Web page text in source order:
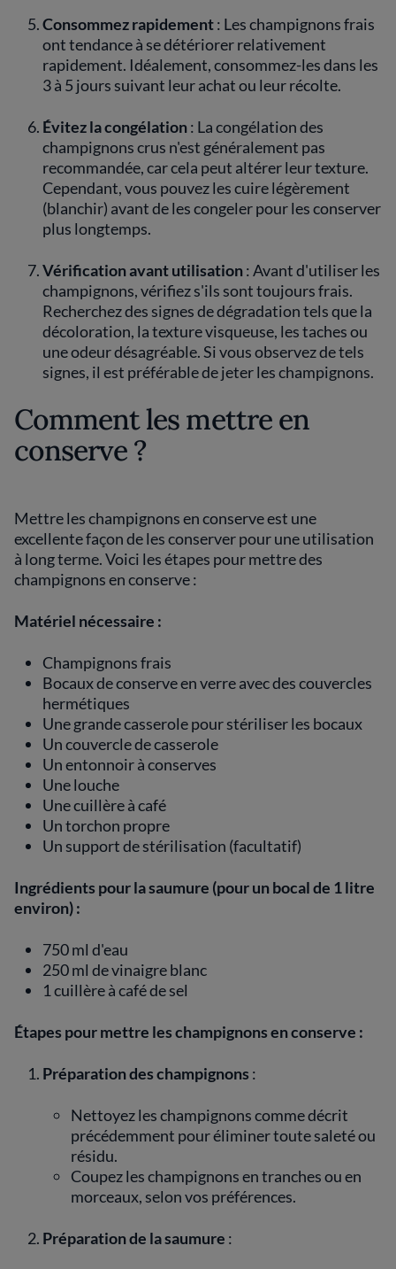
Consommez rapidement: Les champignons frais
ont tendance à se détériorer relativement
rapidement. Idéalement, consommez-les dans les
3 à 5 jours suivant leur achat ou leur récolte.
Évitez la congélation: La congélation des
champignons crus n'est généralement pas
recommandée, car cela peut altérer leur texture.
Cependant, vous pouvez les cuire légèrement
(blanchir) avant de les congeler pour les conserver
plus longtemps.
Vérification avant utilisation: Avant d'utiliser les
champignons, vérifiez s'ils sont toujours frais.
Recherchez des signes de dégradation tels que la
décoloration, la texture visqueuse, les taches ou
une odeur désagréable. Si vous observez de tels
signes, il est préférable de jeter les champignons.
Comment les mettre en
conserve ?
Mettre les champignons en conserve est une
excellente façon de les conserver pour une utilisation
à long terme. Voici les étapes pour mettre des
champignons en conserve :
Matériel nécessaire :
Champignons frais
Bocaux de conserve en verre avec des couvercles
hermétiques
Une grande casserole pour stériliser les bocaux
Un couvercle de casserole
Un entonnoir à conserves
Une louche
Une cuillère à café
Un torchon propre
Un support de stérilisation (facultatif)
Ingrédients pour la saumure (pour un bocal de 1 litre
environ) :
750 ml d'eau
250 ml de vinaigre blanc
1 cuillère à café de sel
Étapes pour mettre les champignons en conserve :
Préparation des champignons :
Nettoyez les champignons comme décrit
précédemment pour éliminer toute saleté ou
résidu.
Coupez les champignons en tranches ou en
morceaux, selon vos préférences.
Préparation de la saumure :